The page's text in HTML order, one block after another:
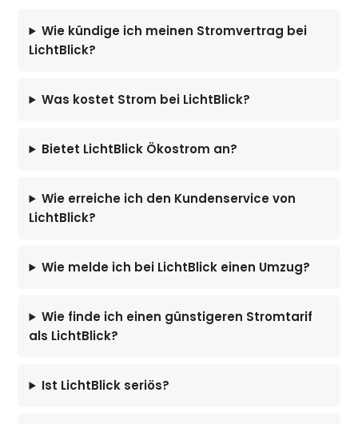
Wie kündige ich meinen Stromvertrag bei
LichtBlick?
Was kostet Strom bei LichtBlick?
Bietet LichtBlick Ökostrom an?
Wie erreiche ich den Kundenservice von
LichtBlick?
Wie melde ich bei LichtBlick einen Umzug?
Wie finde ich einen günstigeren Stromtarif
als LichtBlick?
Ist LichtBlick seriös?